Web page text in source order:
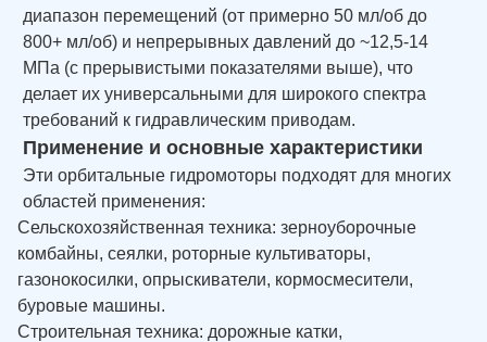
диапазон перемещений (от примерно 50 мл/об до
800+ мл/об) и непрерывных давлений до ~12,5-14
МПа (с прерывистыми показателями выше), что
делает их универсальными для широкого спектра
требований к гидравлическим приводам.
Применение и основные характеристики
Эти орбитальные гидромоторы подходят для многих
областей применения:
Сельскохозяйственная техника: зерноуборочные
комбайны, сеялки, роторные культиваторы,
газонокосилки, опрыскиватели, кормосмесители,
буровые машины.
Строительная техника: дорожные катки,